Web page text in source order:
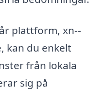
plattform, xn--
kan du enkelt
från lokala
sig på